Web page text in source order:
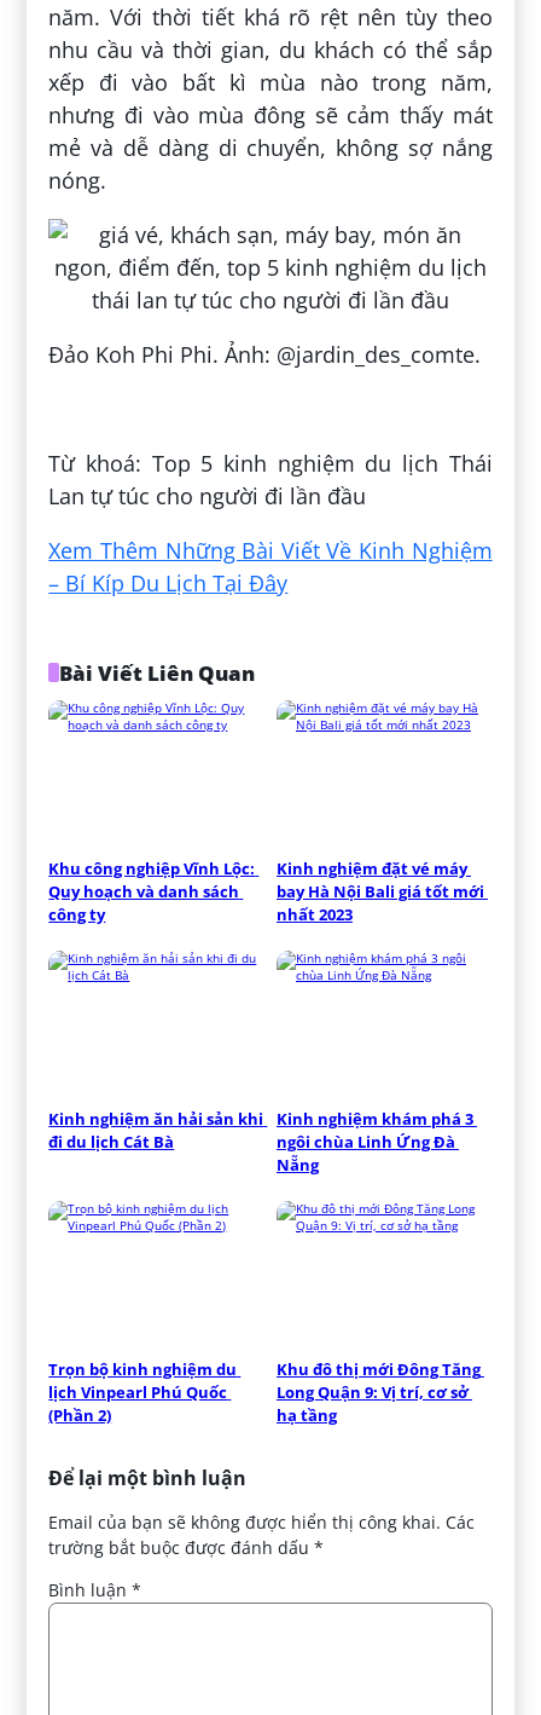
năm. Với thời tiết khá rõ rệt nên tùy theo
nhu cầu và thời gian, du khách có thể sắp
xếp đi vào bất kì mùa nào trong năm,
nhưng đi vào mùa đông sẽ cảm thấy mát
mẻ và dễ dàng di chuyển, không sợ nắng
nóng.
Đảo Koh Phi Phi. Ảnh: @jardin_des_comte.
Từ khoá: Top 5 kinh nghiệm du lịch Thái
Lan tự túc cho người đi lần đầu
Xem Thêm Những Bài Viết Về Kinh Nghiệm
– Bí Kíp Du Lịch Tại Đây
Bài Viết Liên Quan
Khu công nghiệp Vĩnh Lộc:
Quy hoạch và danh sách
công ty
Kinh nghiệm đặt vé máy
bay Hà Nội Bali giá tốt mới
nhất 2023
Kinh nghiệm ăn hải sản khi
đi du lịch Cát Bà
Kinh nghiệm khám phá 3
ngôi chùa Linh Ứng Đà
Nẵng
Trọn bộ kinh nghiệm du
lịch Vinpearl Phú Quốc
(Phần 2)
Khu đô thị mới Đông Tăng
Long Quận 9: Vị trí, cơ sở
hạ tầng
Để lại một bình luận
Email của bạn sẽ không được hiển thị công khai. Các
trường bắt buộc được đánh dấu*
Bình luận*